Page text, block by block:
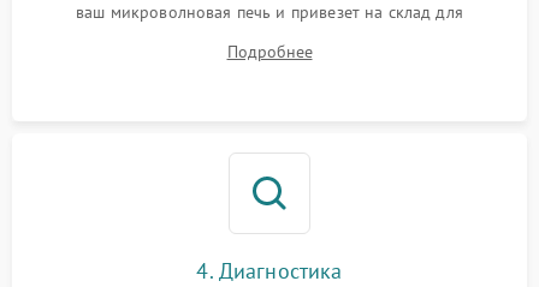
ваш микроволновая печь и привезет на склад для
Подробнее
4. Диагностика